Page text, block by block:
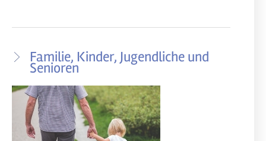
Familie, Kinder, Jugendliche und
Senioren